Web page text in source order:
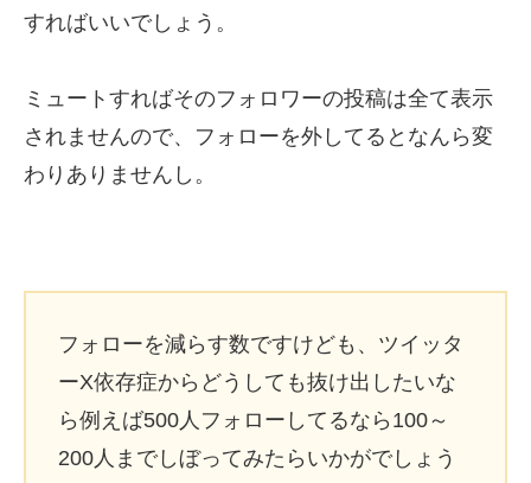
すればいいでしょう。
ミュートすればそのフォロワーの投稿は全て表示
されませんので、フォローを外してるとなんら変
わりありませんし。
フォローを減らす数ですけども、ツイッタ
ーX依存症からどうしても抜け出したいな
ら例えば500人フォローしてるなら100～
200人までしぼってみたらいかがでしょう